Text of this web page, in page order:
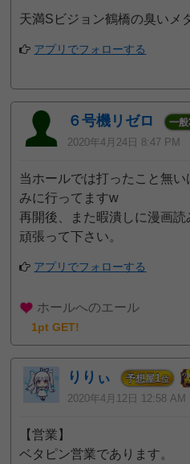
天満Sビジョン鶴橋の臭いメ
アプリでフォローする
６号機リゼロ 一般
2020年4月24日 8:47 PM
当ホールでは打ったこと無
みに行ってますw
再開後、また暇潰しに漫画
頑張って下さい。
アプリでフォローする
ホールへのエール
1pt GET!
りりぃ 予想屋1位
2020年4月12日 12:58 AM
【営業】
ベタピン営業であります。